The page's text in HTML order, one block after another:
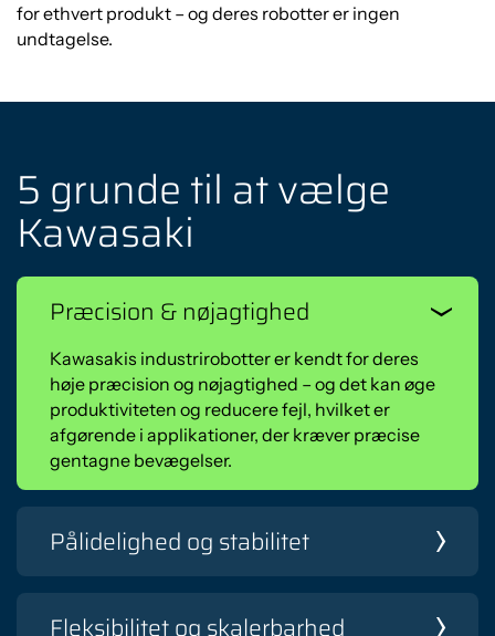
for ethvert produkt – og deres robotter er ingen
undtagelse.
5 grunde til at vælge
Kawasaki
Præcision & nøjagtighed
Kawasakis industrirobotter er kendt for deres
høje præcision og nøjagtighed – og det kan øge
produktiviteten og reducere fejl, hvilket er
afgørende i applikationer, der kræver præcise
gentagne bevægelser.
Pålidelighed og stabilitet
robotter er designet til at arbejde under de mest
Fleksibilitet og skalerbarhed